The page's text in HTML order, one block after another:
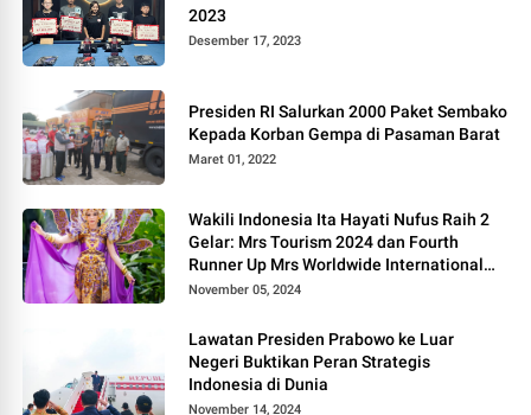
2023
Desember 17, 2023
Presiden RI Salurkan 2000 Paket Sembako
Kepada Korban Gempa di Pasaman Barat
Maret 01, 2022
Wakili Indonesia Ita Hayati Nufus Raih 2
Gelar: Mrs Tourism 2024 dan Fourth
Runner Up Mrs Worldwide International
2024, di Pemilihan Mrs Worldwide 2024
November 05, 2024
Lawatan Presiden Prabowo ke Luar
Negeri Buktikan Peran Strategis
Indonesia di Dunia
November 14, 2024